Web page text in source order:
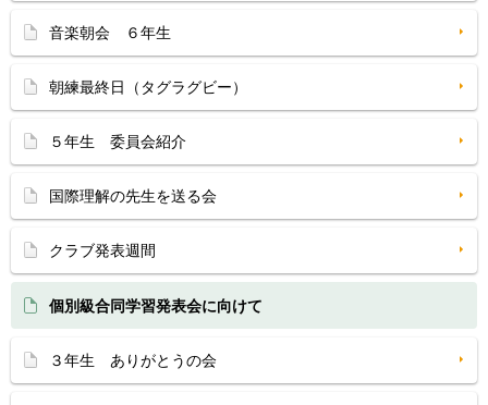
音楽朝会 ６年生
朝練最終日（タグラグビー）
５年生 委員会紹介
国際理解の先生を送る会
クラブ発表週間
個別級合同学習発表会に向けて
３年生 ありがとうの会